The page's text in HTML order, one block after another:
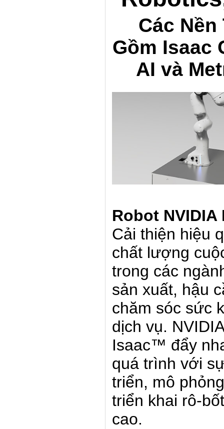
Các Nền
Gồm Isaac
AI và
Robot NVIDIA
Cải thiện hiệu
chất lượng
trong các
sản xuất, hậu
chăm sóc sức
dịch vụ. NVIDIA
Isaac™ đẩy
quá trình với
triển, mô
triển khai rô-
cao.